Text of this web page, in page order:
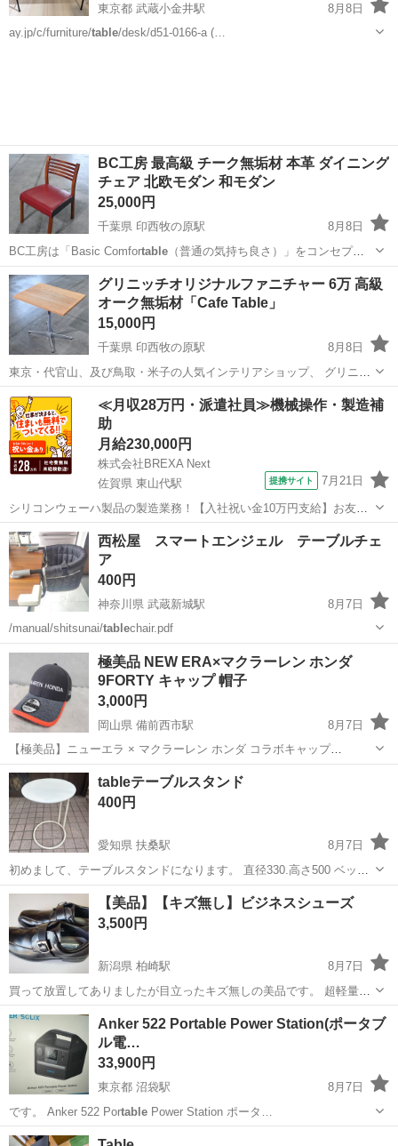
東京都 武蔵小金井駅
8月8日
ay.jp/c/furniture/table/desk/d51-0166-a (…
BC工房 最高級 チーク無垢材 本革 ダイニング
チェア 北欧モダン 和モダン
25,000円
千葉県 印西牧の原駅
8月8日
BC工房は「Basic Comfortable（普通の気持ち良さ）」をコンセプト
に…
千葉 印西市 印西牧の原駅 椅子
グリニッチオリジナルファニチャー 6万 高級
オーク無垢材「Cafe Table」
15,000円
千葉県 印西牧の原駅
8月8日
東京・代官山、及び鳥取・米子の人気インテリアショップ、 グリニッ
チオリジナルファニチャーより、 「CafeTable」サイドテーブルのご
紹介です。 スタンダードなデザインと豊富なバリエーションにより、
様々な空...
千葉 印西市 印西牧の原駅 テーブル 無垢材
≪月収28万円・派遣社員≫機械操作・製造補
助
月給230,000円
株式会社BREXA Next
佐賀県 東山代駅
提携サイト 7月21日
シリコンウェーハ製品の製造業務！【入社祝い金10万円支給】お友達
やカップルとの応募OK◎年間休日129日＆休出なしでプライベート充
実♪業務はクリーンルームで快適作業◎自社正社員登用制度あり★1食
300円～の格安食堂あり！《佐...
佐賀 伊万里市 東山代駅 その他
西松屋 スマートエンジェル テーブルチェ
ア
400円
神奈川県 武蔵新城駅
8月7日
/manual/shitsunai/tablechair.pdf
神奈川 川崎市 武蔵新城駅 ベビー用品
​極美品 NEW ERA×マクラーレン ホンダ
9FORTY キャップ 帽子
3,000円
岡山県 備前西市駅
8月7日
​【極美品】ニューエラ × マクラーレン ホンダ コラボキャップ
9FORTY ​ニューエラ（NEW ERA）とF1のマクラーレン・ホンダ
（McLAREN HONDA）がコラボした限定デザインのキャップ
（9FORTY）です。...
岡山 岡山市 備前西市駅 小物
tableテーブルスタンド
400円
愛知県 扶桑駅
8月7日
初めまして、テーブルスタンドになります。 直径330.高さ500 ベッド
の横、庭先の椅子の横などにどうでしょうか？ よろしくお願い申し上
げます🙇
愛知 丹羽郡 扶桑駅 家庭用品
【美品】【キズ無し】ビジネスシューズ
3,500円
新潟県 柏崎駅
8月7日
買って放置してありましたが目立ったキズ無しの美品です。 超軽量片
足270g ビジネスシューズ モンクストラップ 幅広・防滑 ​【商品説明】
ご覧いただきありがとうございます！ ​「JUSTABLElight」の軽量ビジ
ネス...
新潟 柏崎市
Anker 522 Portable Power Station(ポータブ
ル電…
33,900円
東京都 沼袋駅
8月7日
です。 Anker 522 PortablePower Station ポータ…
東京 中野区